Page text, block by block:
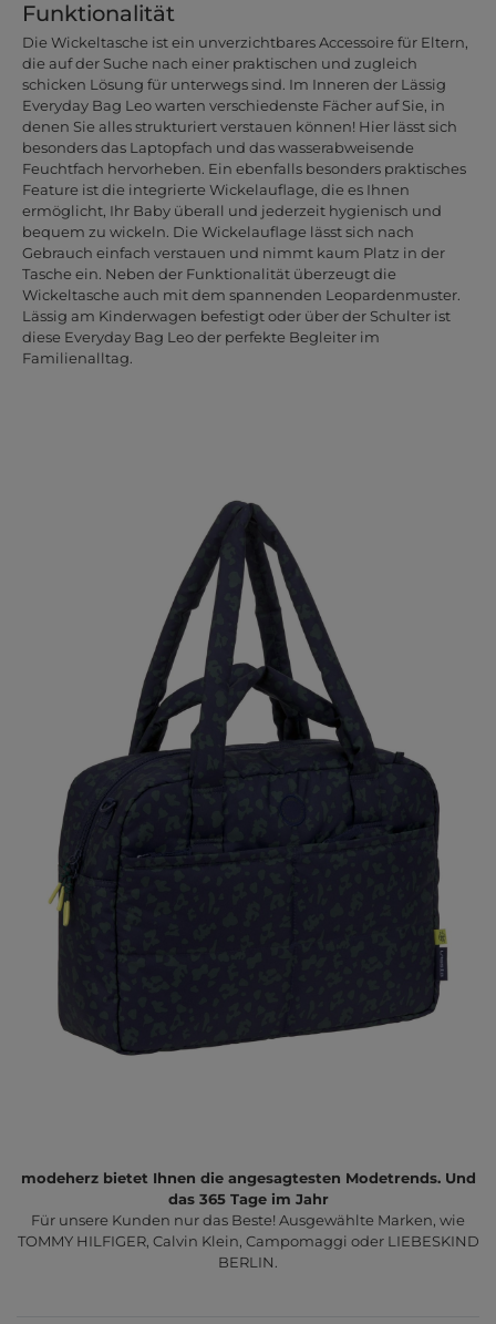
Funktionalität
Die Wickeltasche ist ein unverzichtbares Accessoire für Eltern,
die auf der Suche nach einer praktischen und zugleich
schicken Lösung für unterwegs sind. Im Inneren der Lässig
Everyday Bag Leo warten verschiedenste Fächer auf Sie, in
denen Sie alles strukturiert verstauen können! Hier lässt sich
besonders das Laptopfach und das wasserabweisende
Feuchtfach hervorheben. Ein ebenfalls besonders praktisches
Feature ist die integrierte Wickelauflage, die es Ihnen
ermöglicht, Ihr Baby überall und jederzeit hygienisch und
bequem zu wickeln. Die Wickelauflage lässt sich nach
Gebrauch einfach verstauen und nimmt kaum Platz in der
Tasche ein. Neben der Funktionalität überzeugt die
Wickeltasche auch mit dem spannenden Leopardenmuster.
Lässig am Kinderwagen befestigt oder über der Schulter ist
diese Everyday Bag Leo der perfekte Begleiter im
Familienalltag.
modeherz bietet Ihnen die angesagtesten Modetrends. Und
das 365 Tage im Jahr
Für unsere Kunden nur das Beste! Ausgewählte Marken, wie
TOMMY HILFIGER, Calvin Klein, Campomaggi oder LIEBESKIND
BERLIN.